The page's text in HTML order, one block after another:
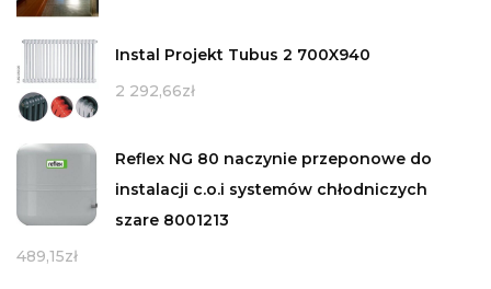
Instal Projekt Tubus 2 700X940
2 292,66zł
Reflex NG 80 naczynie przeponowe do
instalacji c.o.i systemów chłodniczych
szare 8001213
489,15zł